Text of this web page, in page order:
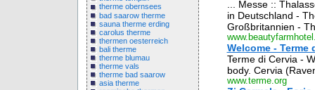
therme obernsees
bad saarow therme
sauna therme erding
carolus therme
thermen oesterreich
bali therme
therme blumau
therme vals
therme bad saarow
asia therme
... Messe ::
in Deutschland -
Großbritannien -
Welcome - Terme
Terme di Cervia -
body. Cervia
www.terme.org